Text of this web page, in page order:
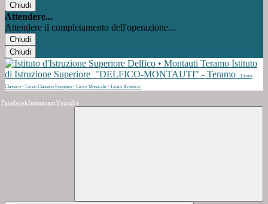
Chiudi
Attendere...
Attendere il completamento dell'operazione...
Chiudi
Chiudi
Istituto
di Istruzione Superiore "DELFICO-MONTAUTI" - Teramo
Liceo
Classico - Liceo Classico Europeo - Liceo Musicale - Liceo Artistico
Facebook InstagramYoutube